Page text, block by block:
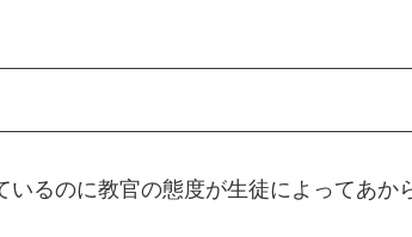
るのに教官の態度が生徒によってあか